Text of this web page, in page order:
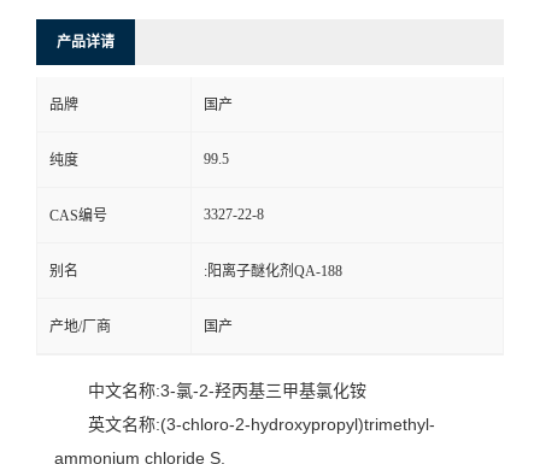
产品详请
品牌 国产
纯度 99.5
CAS编号 3327-22-8
别名 :阳离子醚化剂QA-188
产地/厂商 国产
中文名称:3-氯-2-羟丙基三甲基氯化铵
英文名称:(3-chloro-2-hydroxypropyl)trimethyl-
ammonium chloride S.